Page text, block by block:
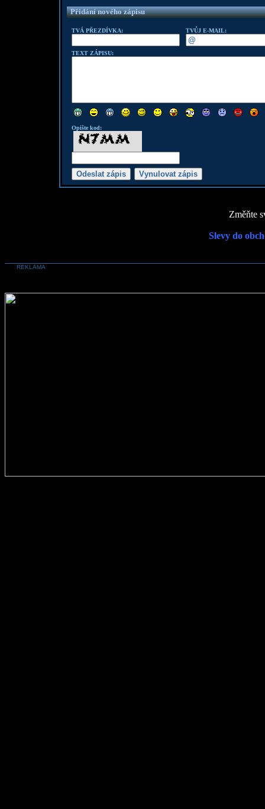
Přidání nového zápisu
TVÁ PŘEZDÍVKA: TVŮJ E-MAIL:
TEXT ZÁPISU:
Opište kod:
Změňte
Slevy do
REKLAMA